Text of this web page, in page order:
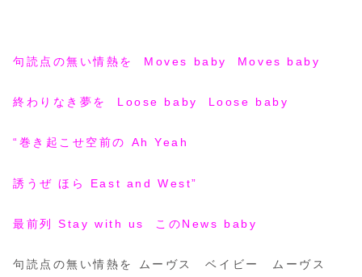
句読点の無い情熱を Moves baby Moves baby
終わりなき夢を Loose baby Loose baby
“巻き起こせ空前の Ah Yeah
誘うぜ ほら East and West”
最前列 Stay with us このNews baby
句読点の無い情熱を ムーヴス ベイビー ムーヴス